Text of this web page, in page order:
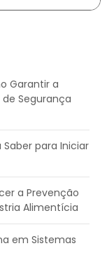
Garantir a
Segurança
para Iniciar
a Prevenção
Alimentícia
em Sistemas